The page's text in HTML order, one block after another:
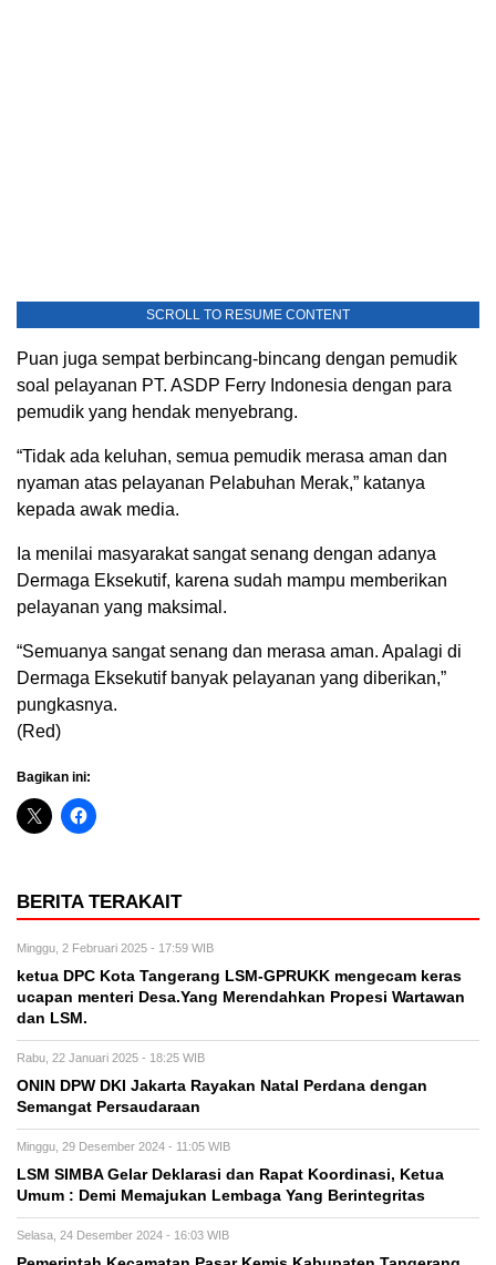
SCROLL TO RESUME CONTENT
Puan juga sempat berbincang-bincang dengan pemudik
soal pelayanan PT. ASDP Ferry Indonesia dengan para
pemudik yang hendak menyebrang.
“Tidak ada keluhan, semua pemudik merasa aman dan
nyaman atas pelayanan Pelabuhan Merak,” katanya
kepada awak media.
Ia menilai masyarakat sangat senang dengan adanya
Dermaga Eksekutif, karena sudah mampu memberikan
pelayanan yang maksimal.
“Semuanya sangat senang dan merasa aman. Apalagi di
Dermaga Eksekutif banyak pelayanan yang diberikan,”
pungkasnya.
(Red)
Bagikan ini:
BERITA TERAKAIT
Minggu, 2 Februari 2025 - 17:59 WIB
ketua DPC Kota Tangerang LSM-GPRUKK mengecam keras
ucapan menteri Desa.Yang Merendahkan Propesi Wartawan
dan LSM.
Rabu, 22 Januari 2025 - 18:25 WIB
ONIN DPW DKI Jakarta Rayakan Natal Perdana dengan
Semangat Persaudaraan
Minggu, 29 Desember 2024 - 11:05 WIB
LSM SIMBA Gelar Deklarasi dan Rapat Koordinasi, Ketua
Umum : Demi Memajukan Lembaga Yang Berintegritas
Selasa, 24 Desember 2024 - 16:03 WIB